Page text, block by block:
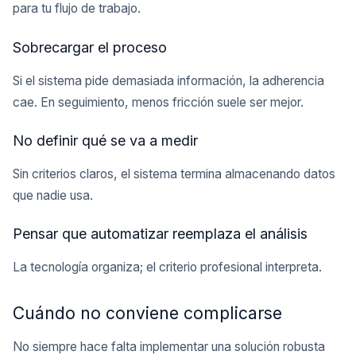
para tu flujo de trabajo.
Sobrecargar el proceso
Si el sistema pide demasiada información, la adherencia
cae. En seguimiento, menos fricción suele ser mejor.
No definir qué se va a medir
Sin criterios claros, el sistema termina almacenando datos
que nadie usa.
Pensar que automatizar reemplaza el análisis
La tecnología organiza; el criterio profesional interpreta.
Cuándo no conviene complicarse
No siempre hace falta implementar una solución robusta